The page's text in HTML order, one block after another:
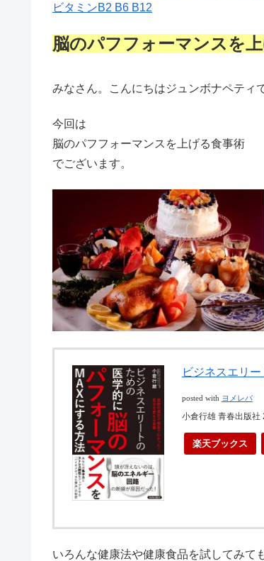
ビタミンB2 B6 B12
脳のパフフォーマンスを
みなさん。こんにちはジュンボナペティ
今回は
脳のパフフォーマンスを上げる食事術
でございます。
ビジネスエリ
posted with ヨメレバ
小倉行雄 青春出版
楽天ブックス
いろんな健康法や健康食品を試してみて